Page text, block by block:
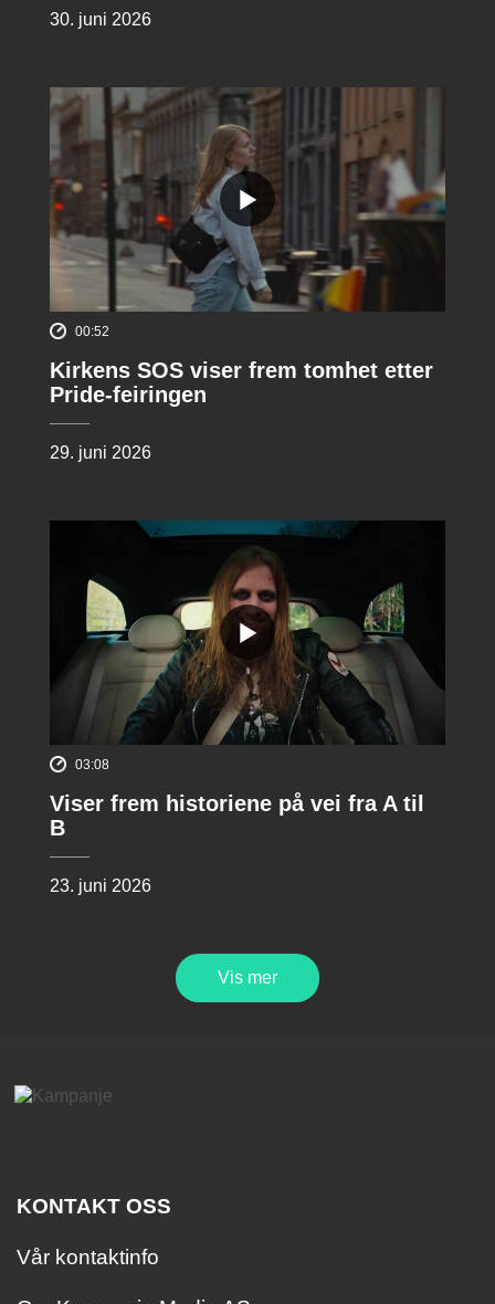
30. juni 2026
00:52
Kirkens SOS viser frem tomhet etter
Pride-feiringen
29. juni 2026
03:08
Viser frem historiene på vei fra A til
B
23. juni 2026
Vis mer
KONTAKT OSS
Vår kontaktinfo